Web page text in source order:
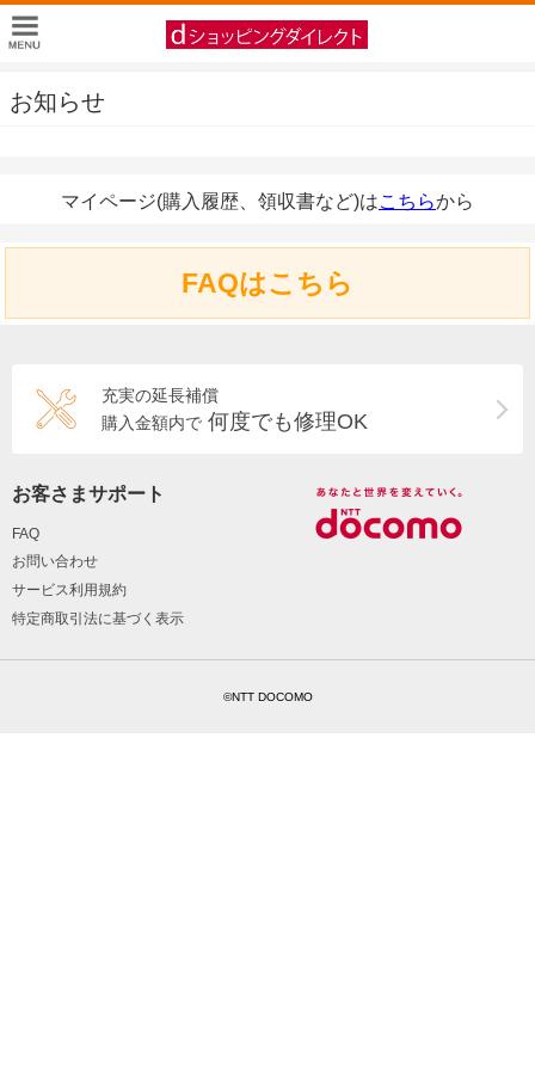
お知らせ
マイページ(購入履歴、領収書など)はこちらから
FAQはこちら
充実の延長補償
購入金額内で 何度でも修理OK
お客さまサポート
FAQ
お問い合わせ
サービス利用規約
特定商取引法に基づく表示
©NTT DOCOMO